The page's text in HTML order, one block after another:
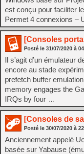
est conçu pour faciliter
Permet 4 connexions –
[Consoles
Posté le 31/07/2020 à
Il s’agit d’un émulateur
encore au stade
prefetch buffer
memory engages the
IRQs by four …
[Consoles de
Posté le 30/07/2020 à
Anciennement appelé
basée sur Yabause